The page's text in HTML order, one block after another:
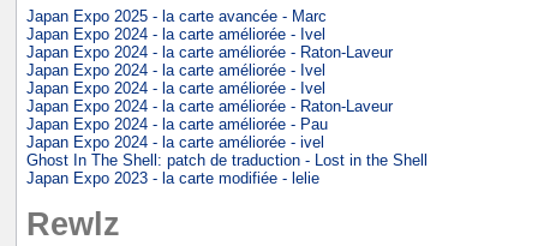
Japan Expo 2025 - la carte avancée - Marc
Japan Expo 2024 - la carte améliorée - Ivel
Japan Expo 2024 - la carte améliorée - Raton-Laveur
Japan Expo 2024 - la carte améliorée - Ivel
Japan Expo 2024 - la carte améliorée - Ivel
Japan Expo 2024 - la carte améliorée - Raton-Laveur
Japan Expo 2024 - la carte améliorée - Pau
Japan Expo 2024 - la carte améliorée - ivel
Ghost In The Shell: patch de traduction - Lost in the Shell
Japan Expo 2023 - la carte modifiée - lelie
Rewlz